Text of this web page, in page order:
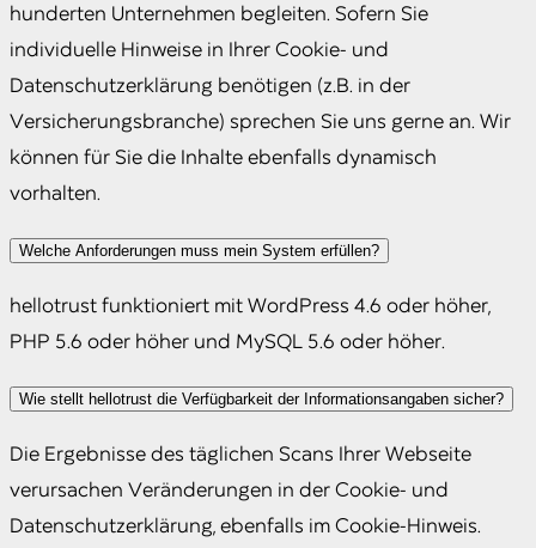
hunderten Unternehmen begleiten. Sofern Sie
individuelle Hinweise in Ihrer Cookie- und
Datenschutzerklärung benötigen (z.B. in der
Versicherungsbranche) sprechen Sie uns gerne an. Wir
können für Sie die Inhalte ebenfalls dynamisch
vorhalten.
Welche Anforderungen muss mein System erfüllen?
hellotrust funktioniert mit WordPress 4.6 oder höher,
PHP 5.6 oder höher und MySQL 5.6 oder höher.
Wie stellt hellotrust die Verfügbarkeit der Informationsangaben sicher?
Die Ergebnisse des täglichen Scans Ihrer Webseite
verursachen Veränderungen in der Cookie- und
Datenschutzerklärung, ebenfalls im Cookie-Hinweis.